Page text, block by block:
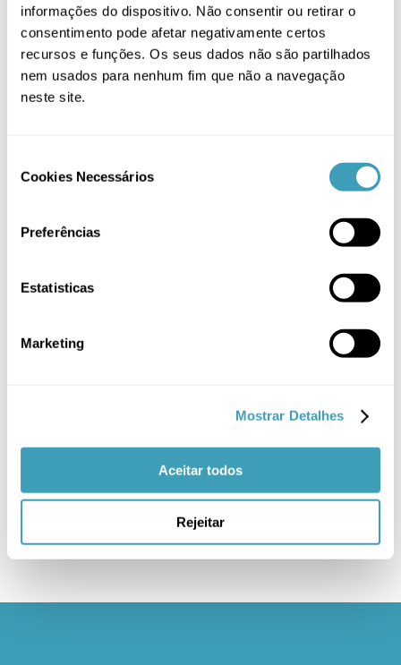
informações do dispositivo. Não consentir ou retirar o
consentimento pode afetar negativamente certos
recursos e funções. Os seus dados não são partilhados
nem usados para nenhum fim que não a navegação
neste site.
Selection
Cookies Necessários
Preferências
Estatisticas
Marketing
Mostrar Detalhes
Aceitar todos
Rejeitar
Mamã (19)
PROMOÇÃO (27)
(1)